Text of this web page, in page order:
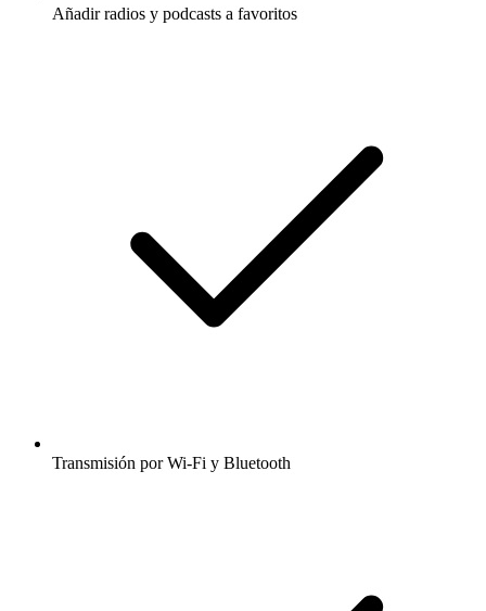
Añadir radios y podcasts a favoritos
Transmisión por Wi-Fi y Bluetooth